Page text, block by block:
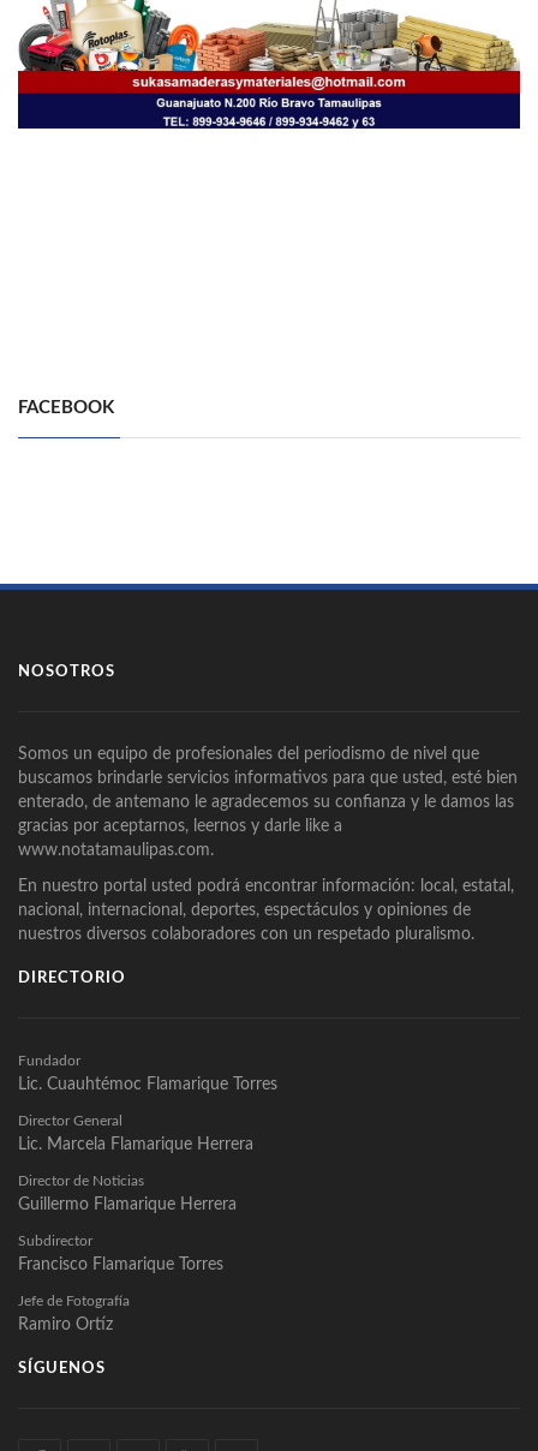
FACEBOOK
NOSOTROS
Somos un equipo de profesionales del periodismo de nivel que
buscamos brindarle servicios informativos para que usted, esté bien
enterado, de antemano le agradecemos su confianza y le damos las
gracias por aceptarnos, leernos y darle like a
www.notatamaulipas.com.
En nuestro portal usted podrá encontrar información: local, estatal,
nacional, internacional, deportes, espectáculos y opiniones de
nuestros diversos colaboradores con un respetado pluralismo.
DIRECTORIO
Fundador
Lic. Cuauhtémoc Flamarique Torres
Director General
Lic. Marcela Flamarique Herrera
Director de Noticias
Guillermo Flamarique Herrera
Subdirector
Francisco Flamarique Torres
Jefe de Fotografía
Ramiro Ortíz
SÍGUENOS